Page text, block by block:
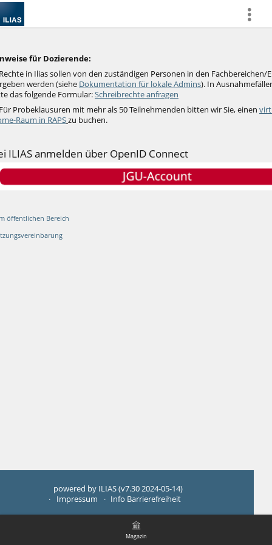
more
Magazin
für Dozierende:
in Ilias sollen von den zuständigen Personen in den Fachbereichen/
werden (siehe Dokumentation für lokale Admins). In
das folgende Formular:Schreibrechte anfragen
Probeklausuren mit mehr als 50 Teilnehmenden bitten wir Sie, einen
Raum in RAPSzu buchen.
ILIAS anmelden über OpenID Connect
öffentlichen Bereich
powered by ILIAS (v7.30 2024-05-14)
Impressum
Info Barrierefreiheit